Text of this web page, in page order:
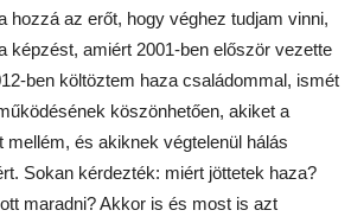
hozzá az erőt, hogy véghez tudjam vinni,
képzést, amiért 2001-ben először vezette
ben költöztem haza családommal, ismét
köszönhetően, akiket a
mellém, és akiknek végtelenül hálás
Sokan kérdezték: miért jöttetek haza?
maradni? Akkor is és most is azt